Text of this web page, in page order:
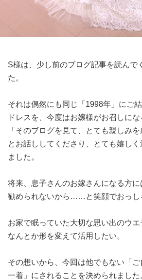
S様は、少し前のブログ記事を読んで
た。
それは偶然にも同じ「1998年」にご
ドレスを、今度はお嬢様がお召しにな
「そのブログを見て、とても親しみを
とお話ししてくださり、とても嬉し
ました。
将来、息子さんのお嫁さんになる方
勧められないから……と笑顔でおっし
お家で眠っていた大切な思い出のウエ
なんとか形を変えて活用したい。
その想いから、今回は他でもない「
一着」にされることを決められました